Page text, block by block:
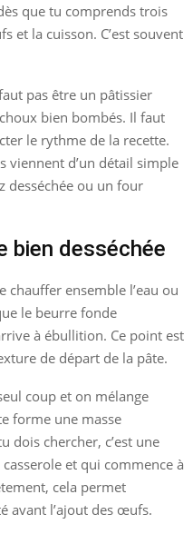
que tu comprends trois
et la cuisson. C’est souvent
pas être un pâtissier
bien bombés. Il faut
le rythme de la recette.
viennent d’un détail simple
desséchée ou un four
bien desséchée
chauffer ensemble l’eau ou
le beurre fonde
à ébullition. Ce point est
de départ de la pâte.
coup et on mélange
forme une masse
dois chercher, c’est une
et qui commence à
cela permet
avant l’ajout des œufs.